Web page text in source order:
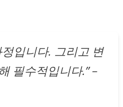
입니다. 그리고 변
필수적입니다.” –